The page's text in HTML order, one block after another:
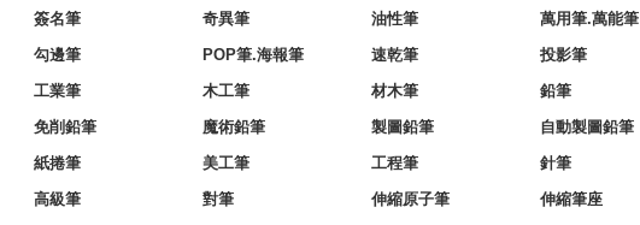
簽名筆
奇異筆 油性筆 萬用筆.萬能筆
勾邊筆
POP筆.海報筆 速乾筆 投影筆
工業筆
木工筆 材木筆 鉛筆
免削鉛筆
魔術鉛筆 製圖鉛筆 自動製圖鉛筆
紙捲筆
美工筆 工程筆 針筆
高級筆
對筆 伸縮原子筆 伸縮筆座